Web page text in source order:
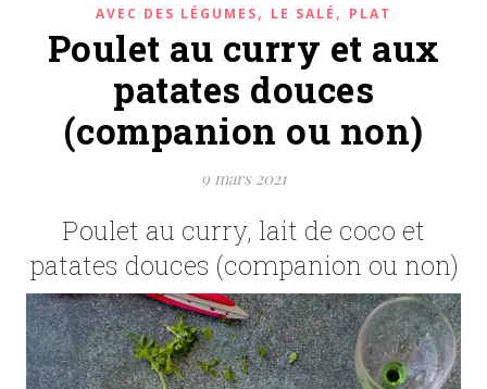
AVEC DES LÉGUMES, LE SALÉ , PLAT
Poulet au curry et aux
patates douces
(companion ou non)
9 mars 2021
Poulet au curry, lait de coco et
patates douces (companion ou non)